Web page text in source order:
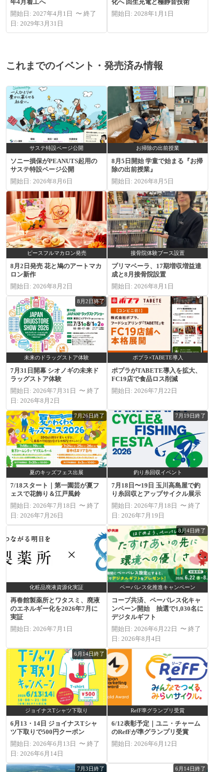
年4月着工へ
開始日: 2027年4月1日 〜 終了
日: 2029年3月31日
化へ 回生充電と極静音技術
開始日: 2028年1月1日
これまでのイベント・発売済み情報
サステ特設ページ公開
ソニー損保がPEANUTS起用の
サステ特設ページ公開
開始日: 2026年8月6日
お掃除の出前授業
8月5日開始 学童で始まる『お掃
除の出前授業』
開始日: 2026年8月5日
ピースフルマカロン発売
8月2日発売 花と鳩のアートマカ
ロン新作
開始日: 2026年8月2日
接骨院体験ブース設置
プリマベーラ、17期増収増益達
成と8月接骨院設置
開始日: 2026年8月1日
8月2日終了
未来のドラッグストア体験
7月31日開幕 シオノギの未来ド
ラッグストア体験
開始日: 2026年7月31日 〜 終了
日: 2026年8月2日
ポプラ×TABETE導入
ポプラがTABETE導入を拡大、
FC19店で食品ロス削減
開始日: 2026年7月22日
7月26日終了
夏のキッズフェス出展
7/18スタート｜第一園芸が夏フ
ェスで花飾り＆江戸風鈴
開始日: 2026年7月18日 〜 終了
日: 2026年7月26日
7月19日終了
釣り糸回収イベント
7月18日〜19日 玉川高島屋で釣
り糸回収とアップサイクル展示
開始日: 2026年7月18日 〜 終了
日: 2026年7月19日
化粧品廃液資源化実証
再春館製薬所とワタスミ、廃液
のエネルギー化を2026年7月に
実証
開始日: 2026年7月1日
8月4日終了
ペーパレス化推進キャンペーン
コープ共済、ペーパレス化キャ
ンペーン開始 抽選で1,030名に
デジタルギフト
開始日: 2026年6月22日 〜 終了
日: 2026年8月4日
6月14日終了
ジョイナスTシャツ下取り
6月13・14日 ジョイナスTシャ
ツ下取りで500円クーポン
開始日: 2026年6月13日 〜 終了
日: 2026年6月14日
RefF準グランプリ受賞
6/12表彰予定｜ユニ・チャーム
のRefFが準グランプリ受賞
開始日: 2026年6月12日
7月3日終了 6月14日終了